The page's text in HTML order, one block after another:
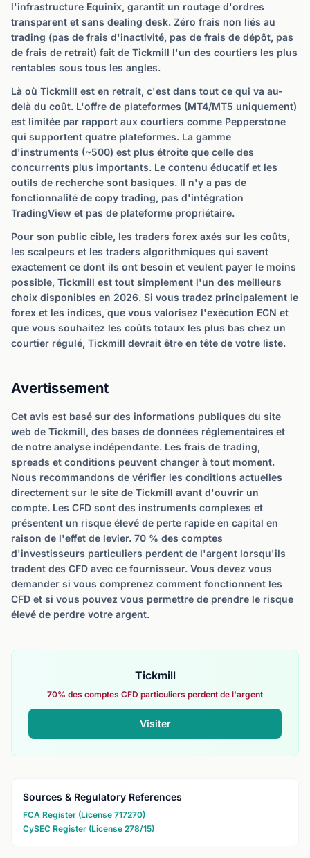
l'infrastructure Equinix, garantit un routage d'ordres
transparent et sans dealing desk. Zéro frais non liés au
trading (pas de frais d'inactivité, pas de frais de dépôt, pas
de frais de retrait) fait de Tickmill l'un des courtiers les plus
rentables sous tous les angles.
Là où Tickmill est en retrait, c'est dans tout ce qui va au-
delà du coût. L'offre de plateformes (MT4/MT5 uniquement)
est limitée par rapport aux courtiers comme Pepperstone
qui supportent quatre plateformes. La gamme
d'instruments (~500) est plus étroite que celle des
concurrents plus importants. Le contenu éducatif et les
outils de recherche sont basiques. Il n'y a pas de
fonctionnalité de copy trading, pas d'intégration
TradingView et pas de plateforme propriétaire.
Pour son public cible, les traders forex axés sur les coûts,
les scalpeurs et les traders algorithmiques qui savent
exactement ce dont ils ont besoin et veulent payer le moins
possible, Tickmill est tout simplement l'un des meilleurs
choix disponibles en 2026. Si vous tradez principalement le
forex et les indices, que vous valorisez l'exécution ECN et
que vous souhaitez les coûts totaux les plus bas chez un
courtier régulé, Tickmill devrait être en tête de votre liste.
Avertissement
Cet avis est basé sur des informations publiques du site
web de Tickmill, des bases de données réglementaires et
de notre analyse indépendante. Les frais de trading,
spreads et conditions peuvent changer à tout moment.
Nous recommandons de vérifier les conditions actuelles
directement sur le site de Tickmill avant d'ouvrir un
compte. Les CFD sont des instruments complexes et
présentent un risque élevé de perte rapide en capital en
raison de l'effet de levier. 70 % des comptes
d'investisseurs particuliers perdent de l'argent lorsqu'ils
tradent des CFD avec ce fournisseur. Vous devez vous
demander si vous comprenez comment fonctionnent les
CFD et si vous pouvez vous permettre de prendre le risque
élevé de perdre votre argent.
Tickmill
70% des comptes CFD particuliers perdent de l'argent
Visiter
Sources & Regulatory References
FCA Register (License 717270)
CySEC Register (License 278/15)